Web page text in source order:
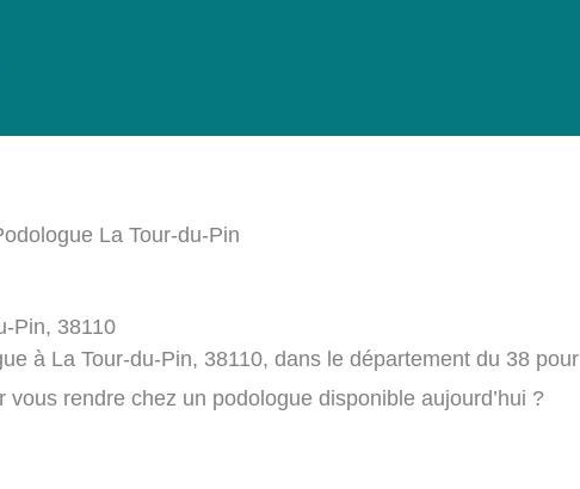
La Tour-du-Pin
Pin, 38110
à La Tour-du-Pin, 38110, dans le département du 38 pour
rendre chez un podologue disponible aujourd’hui ?